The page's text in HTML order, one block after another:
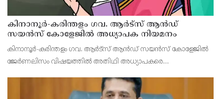
കിനാനൂർ-കരിന്തളം ഗവ. ആർട്‌സ് ആൻഡ്
സയൻസ് കോളേജിൽ അധ്യാപക നിയമനം
കിനാനൂർ-കരിന്തളം ഗവ. ആർട്‌സ് ആൻഡ് സയൻസ് കോളേജിൽ
ജേർണലിസം വിഷയത്തിൽ അതിഥി അധ്യാപകരെ